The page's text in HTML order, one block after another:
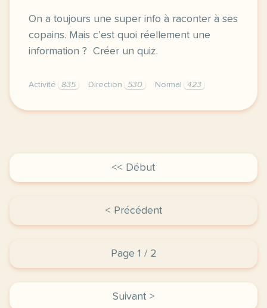
On a toujours une super info à raconter à ses
copains. Mais c’est quoi réellement une
information ? Créer un quiz.
Activité 835 Direction 530 Normal 423
didomi host didomi components button cursor
<< Début
< Précédent
Page 1 / 2
Suivant >